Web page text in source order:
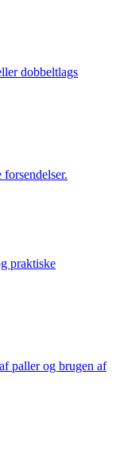
dobbeltlags
praktiske
paller og brugen af